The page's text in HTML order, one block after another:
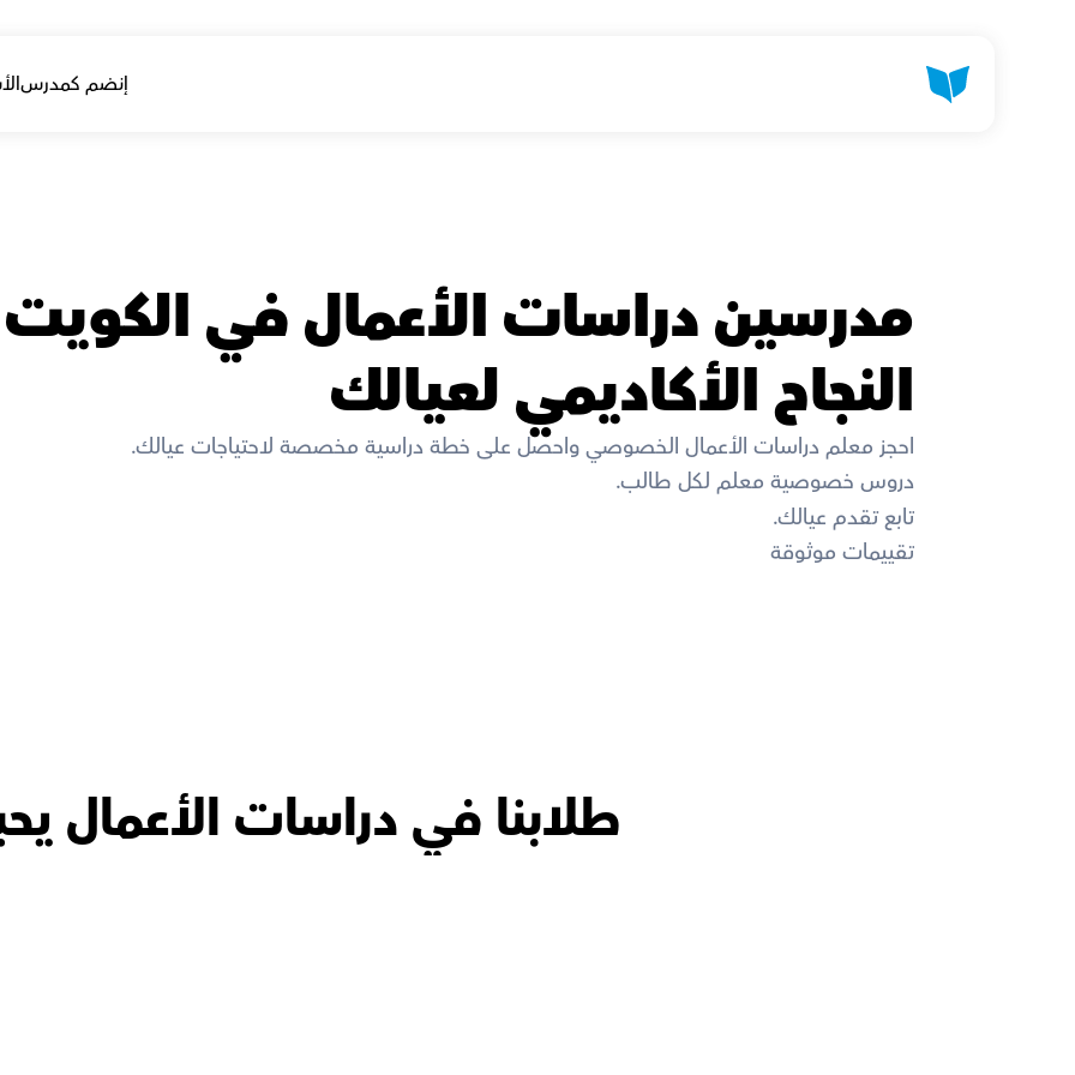
النجاح الأكاديمي لعيالك
احجز معلم دراسات الأعمال الخصوصي واحصل على خطة دراسية مخصصة لاحتياجات عيالك.
دروس خصوصية معلم لكل طالب.
تابع تقدم عيالك.
تقييمات موثوقة
طلابنا في دراسات الأعمال
إنضم كمدرس